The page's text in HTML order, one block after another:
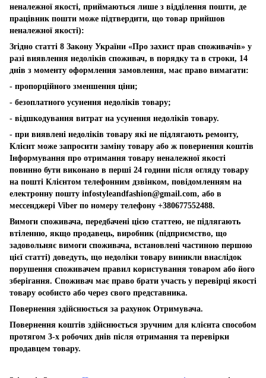
неналежної якості, приймаються лише з відділення пошти, де
працівник пошти може підтвердити, що товар прийшов
неналежної якості):
Згідно статті 8 Закону України «Про захист прав споживачів» у
разі виявлення недоліків споживач, в порядку та в строки, 14
днів з моменту оформлення замовлення, має право вимагати:
- пропорційного зменшення ціни;
- безоплатного усунення недоліків товару;
- відшкодування витрат на усунення недоліків товару.
- при виявлені недоліків товару які не підлягають ремонту,
Клієнт може запросити заміну товару або ж повернення коштів
Інформування про отримання товару неналежної якості
повинно бути виконано в перші 24 години після огляду товару
на пошті Клієнтом телефонним дзвінком, повідомленням на
електронну пошту infostyleandfashion@gmail.com, або в
мессенджері Viber по номеру телефону +380677552488.
Вимоги споживача, передбачені цією статтею, не підлягають
втіленню, якщо продавець, виробник (підприємство, що
задовольняє вимоги споживача, встановлені частиною першою
цієї статті) доведуть, що недоліки товару виникли внаслідок
порушення споживачем правил користування товаром або його
зберігання. Споживач має право брати участь у перевірці якості
товару особисто або через свого представника.
Повернення здійснюється за рахунок Отримувача.
Повернення коштів здійснюється зручним для клієнта способом
протягом 3-х робочих днів після отримання та перевірки
продавцем товару.